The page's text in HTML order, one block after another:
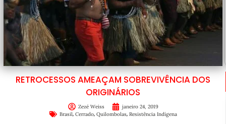
RETROCESSOS AMEAÇAM SOBREVIVÊNCIA DOS
ORIGINÁRIOS
Zezé Weiss
janeiro 24, 2019
Brasil, Cerrado, Quilombolas, Resistência Indígena